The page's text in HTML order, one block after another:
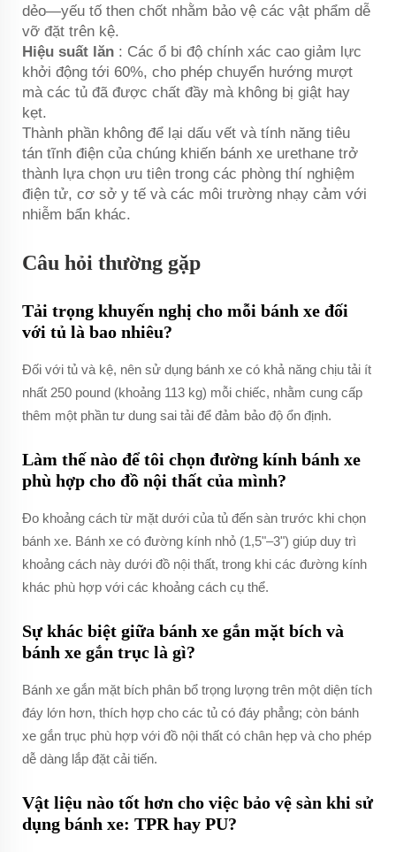
dẻo—yếu tố then chốt nhằm bảo vệ các vật phẩm dễ
vỡ đặt trên kệ.
Hiệu suất lăn : Các ổ bi độ chính xác cao giảm lực
khởi động tới 60%, cho phép chuyển hướng mượt
mà các tủ đã được chất đầy mà không bị giật hay
kẹt.
Thành phần không để lại dấu vết và tính năng tiêu
tán tĩnh điện của chúng khiến bánh xe urethane trở
thành lựa chọn ưu tiên trong các phòng thí nghiệm
điện tử, cơ sở y tế và các môi trường nhạy cảm với
nhiễm bẩn khác.
Câu hỏi thường gặp
Tải trọng khuyến nghị cho mỗi bánh xe đối
với tủ là bao nhiêu?
Đối với tủ và kệ, nên sử dụng bánh xe có khả năng chịu tải ít
nhất 250 pound (khoảng 113 kg) mỗi chiếc, nhằm cung cấp
thêm một phần tư dung sai tải để đảm bảo độ ổn định.
Làm thế nào để tôi chọn đường kính bánh xe
phù hợp cho đồ nội thất của mình?
Đo khoảng cách từ mặt dưới của tủ đến sàn trước khi chọn
bánh xe. Bánh xe có đường kính nhỏ (1,5"–3") giúp duy trì
khoảng cách này dưới đồ nội thất, trong khi các đường kính
khác phù hợp với các khoảng cách cụ thể.
Sự khác biệt giữa bánh xe gắn mặt bích và
bánh xe gắn trục là gì?
Bánh xe gắn mặt bích phân bổ trọng lượng trên một diện tích
đáy lớn hơn, thích hợp cho các tủ có đáy phẳng; còn bánh
xe gắn trục phù hợp với đồ nội thất có chân hẹp và cho phép
dễ dàng lắp đặt cải tiến.
Vật liệu nào tốt hơn cho việc bảo vệ sàn khi sử
dụng bánh xe: TPR hay PU?